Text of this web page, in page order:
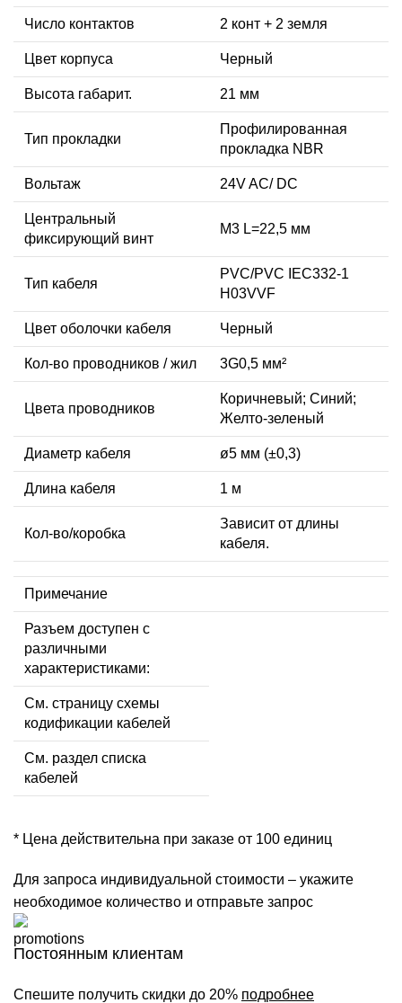
Число контактов 2 конт + 2 земля
Цвет корпуса Черный
Высота габарит. 21 мм
Тип прокладки
Профилированная
прокладка NBR
Вольтаж 24V AC/ DC
Центральный
фиксирующий винт
М3 L=22,5 мм
Тип кабеля
PVC/PVC IEC332-1
H03VVF
Цвет оболочки кабеля Черный
Кол-во проводников / жил 3G0,5 мм²
Цвета проводников
Коричневый; Синий;
Желто-зеленый
Диаметр кабеля ø5 мм (±0,3)
Длина кабеля 1 м
Кол-во/коробка
Зависит от длины
кабеля.
Примечание
Разъем доступен с
различными
характеристиками:
См. страницу схемы
кодификации кабелей
См. раздел списка
кабелей
* Цена действительна при заказе от 100 единиц
Для запроса индивидуальной стоимости – укажите
необходимое количество и отправьте запрос
Постоянным клиентам
Спешите получить скидки до 20% подробнее